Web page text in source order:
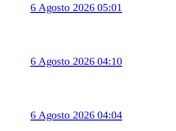
6 Agosto 2026 05:01
6 Agosto 2026 04:10
6 Agosto 2026 04:04